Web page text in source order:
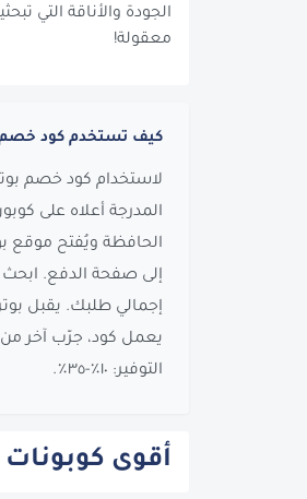
الجودة والأناقة التي
معقولة!
كيف تستخدم كود خصم
لاستخدام كود خصم
المدرجة أعلاه على
الحافظة ويُفتح موقع
إلى صفحة الدفع.
إجمالي طلبك. يقبل
يعمل كود، جرّب آخر من
التوفير: ١٠٪-٣٥٪.
أقوى كوبونات